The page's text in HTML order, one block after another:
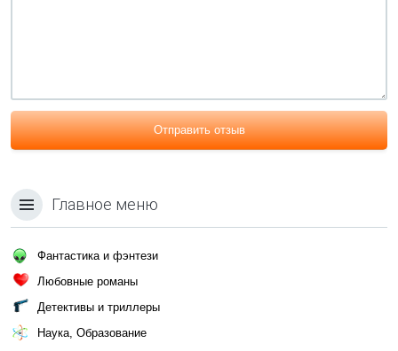
Отправить отзыв
Главное меню
Фантастика и фэнтези
Любовные романы
Детективы и триллеры
Наука, Образование